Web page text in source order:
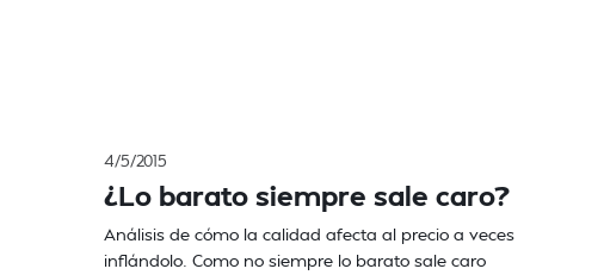
4/5/2015
¿Lo barato siempre sale caro?
Análisis de cómo la calidad afecta al precio a veces
inflándolo. Como no siempre lo barato sale caro